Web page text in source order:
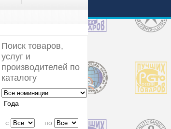
Поиск товаров,
услуг и
производителей по
каталогу
Года
c по